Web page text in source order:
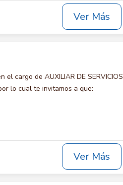
Ver Más
cargo de AUXILIAR DE SERVICIOS
lo cual te invitamos a que:
Ver Más